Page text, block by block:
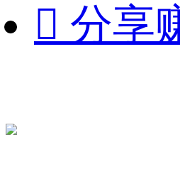
 分享